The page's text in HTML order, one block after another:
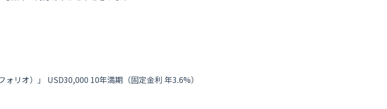
リオ）」 USD30,000 10年満期（固定金利 年3.6%）